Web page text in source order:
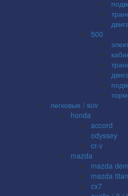
500
легковые / suv
honda
accord
odyssey
cr-v
mazda
mazda
mazda titan
cx7